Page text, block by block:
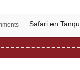
Safari en